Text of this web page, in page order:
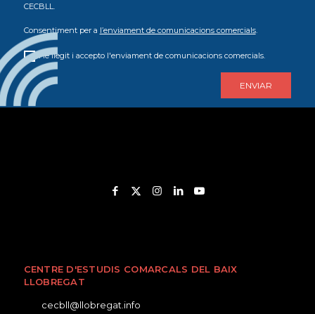
CECBLL.
Consentiment per a l’enviament de comunicacions comercials.
He llegit i accepto l'enviament de comunicacions comercials.
CENTRE D'ESTUDIS COMARCALS DEL BAIX
LLOBREGAT
cecbll@llobregat.info